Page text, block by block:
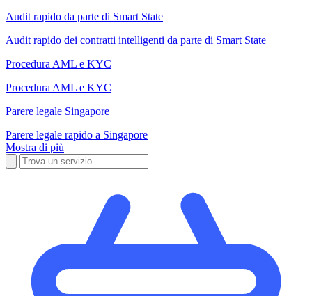
Audit rapido da parte di Smart State
Audit rapido dei contratti intelligenti da parte di Smart State
Procedura AML e KYC
Procedura AML e KYC
Parere legale Singapore
Parere legale rapido a Singapore
Mostra di più